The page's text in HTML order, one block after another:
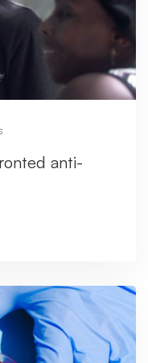
anti-